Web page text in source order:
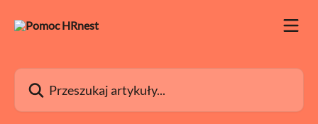
Przeszukaj artykuły...